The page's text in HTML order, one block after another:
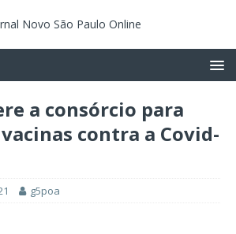
a consórcio para
contra a Covid-
g5poa